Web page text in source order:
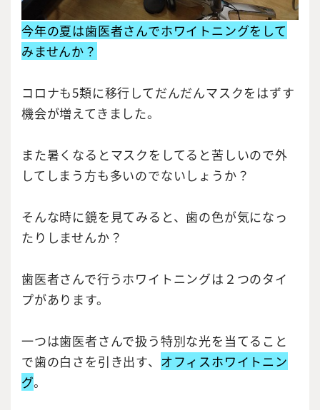
今年の夏は歯医者さんでホワイトニングをして
みませんか？
コロナも5類に移行してだんだんマスクをはずす
機会が増えてきました。
また暑くなるとマスクをしてると苦しいので外
してしまう方も多いのでないしょうか？
そんな時に鏡を見てみると、歯の色が気になっ
たりしませんか？
歯医者さんで行うホワイトニングは２つのタイ
プがあります。
一つは歯医者さんで扱う特別な光を当てること
で歯の白さを引き出す、 オフィスホワイトニン
グ。